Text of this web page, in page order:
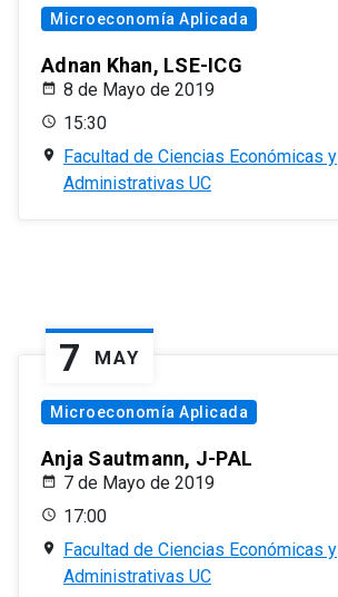
Microeconomía Aplicada
Adnan Khan, LSE-ICG
8 de Mayo de 2019
15:30
Facultad de Ciencias Económicas y
Administrativas UC
7 MAY
Microeconomía Aplicada
Anja Sautmann, J-PAL
7 de Mayo de 2019
17:00
Facultad de Ciencias Económicas y
Administrativas UC